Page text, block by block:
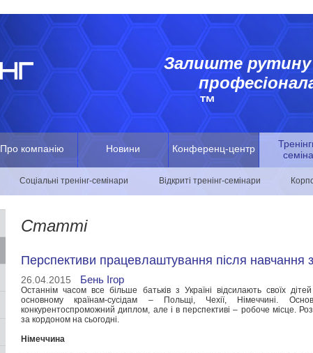
Про компанію Новини Конференц-центр
Соціальні тренінг-семінари Відкриті тренінг-семінари
Залиште рутину
™
Статті
Перспективи працевлаштування після навчання
26.04.2015 Бень Ігор
Останнім часом все більше батьків з Україні відсилають своїх
основному країнам-сусідам – Польщі, Чехії, Німеччині.
конкурентоспроможний диплом, але і в перспективі – робоче місце.
за кордоном на сьогодні.
Німеччина